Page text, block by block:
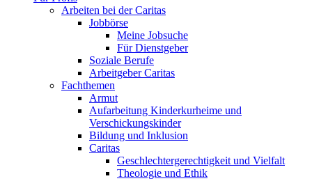
Arbeiten bei der Caritas
Jobbörse
Meine Jobsuche
Für Dienstgeber
Soziale Berufe
Arbeitgeber Caritas
Fachthemen
Armut
Aufarbeitung Kinderkurheime und
Verschickungskinder
Bildung und Inklusion
Caritas
Geschlechtergerechtigkeit und Vielfalt
Theologie und Ethik